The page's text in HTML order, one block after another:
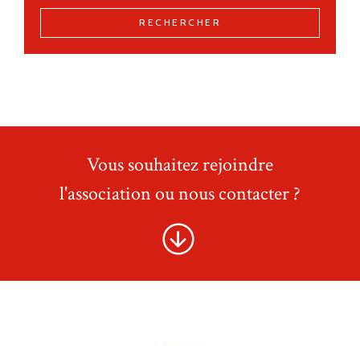
RECHERCHER
Vous souhaitez rejoindre
l'association ou nous contacter ?